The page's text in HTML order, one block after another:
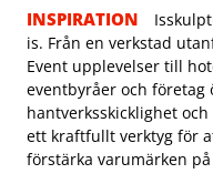
INSPIRATION
is. Från en verkstad
Event upplevelser till
eventbyråer och företag
hantverksskicklighet
ett kraftfullt verktyg för
förstärka varumärken